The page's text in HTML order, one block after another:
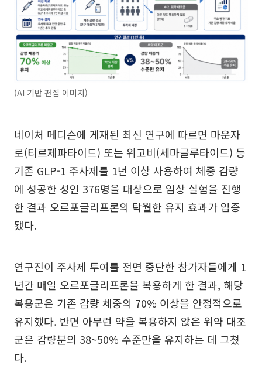
(AI 기반 편집 이미지)
네이처 메디슨에 게재된 최신 연구에 따르면 마운자
로(티르제파타이드) 또는 위고비(세마글루타이드) 등
기존 GLP-1 주사제를 1년 이상 사용하여 체중 감량
에 성공한 성인 376명을 대상으로 임상 실험을 진행
한 결과 오르포글리프론의 탁월한 유지 효과가 입증
됐다.
연구진이 주사제 투여를 전면 중단한 참가자들에게 1
년간 매일 오르포글리프론을 복용하게 한 결과, 해당
복용군은 기존 감량 체중의 70% 이상을 안정적으로
유지했다. 반면 아무런 약을 복용하지 않은 위약 대조
군은 감량분의 38~50% 수준만을 유지하는 데 그쳤
다.